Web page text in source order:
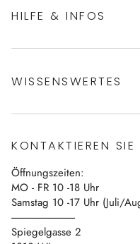
HILFE & INFOS
Datenschutz
Impressum
Vertrag widerrufen
WISSENSWERTES
Blog
Kontakt
KONTAKTIEREN SIE
Öffnungszeiten:
MO - FR 10 -18 Uhr
Samstag 10 -17 Uhr (Juli/
------------------------------
Spiegelgasse 2